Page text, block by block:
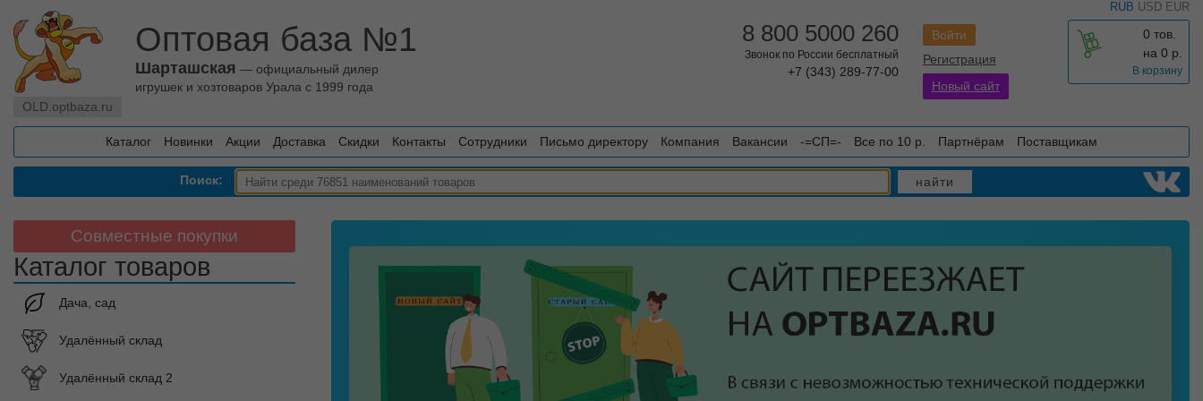
RUB USD EUR
OLD.optbaza.ru
Оптовая база №1
Шарташская — официальный дилер
игрушек и хозтоваров Урала с 1999 года
0 тов.
на 0 р.
В корзину
Войти
Регистрация
Новый сайт
8 800 5000 260
Звонок по России бесплатный
+7 (343) 289-77-00
Каталог Новинки Акции Доставка Скидки Контакты Сотрудники Письмо директору Компания Вакансии -=СП=- Все по 10 р. Партнёрам Поставщикам
Поиск: найти
Совместные покупки
Каталог товаров
Дача, сад
Удалённый склад
Удалённый склад 2